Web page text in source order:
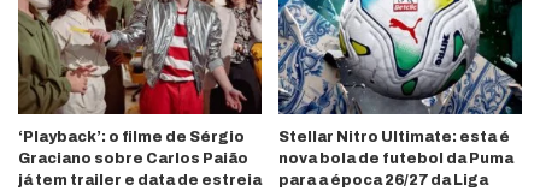
‘Playback’: o filme de Sérgio
Graciano sobre Carlos Paião
já tem trailer e data de estreia
Stellar Nitro Ultimate: esta é
nova bola de futebol da Puma
para a época 26/27 da Liga